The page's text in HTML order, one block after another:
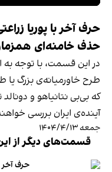
حرف آخر با پوریا
حذف خامنه‌ای
در این قسمت، با توجه به
طرح خاورمیانه‌ی بزرگ یا
که بی‌بی نتانیاهو و
آینده‌ی ایران بررسی
جمعه ۱۴۰۴/۴/۱۳
قسمت‌های دیگر از
حرف آخر